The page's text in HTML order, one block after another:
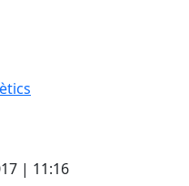
| 11:16